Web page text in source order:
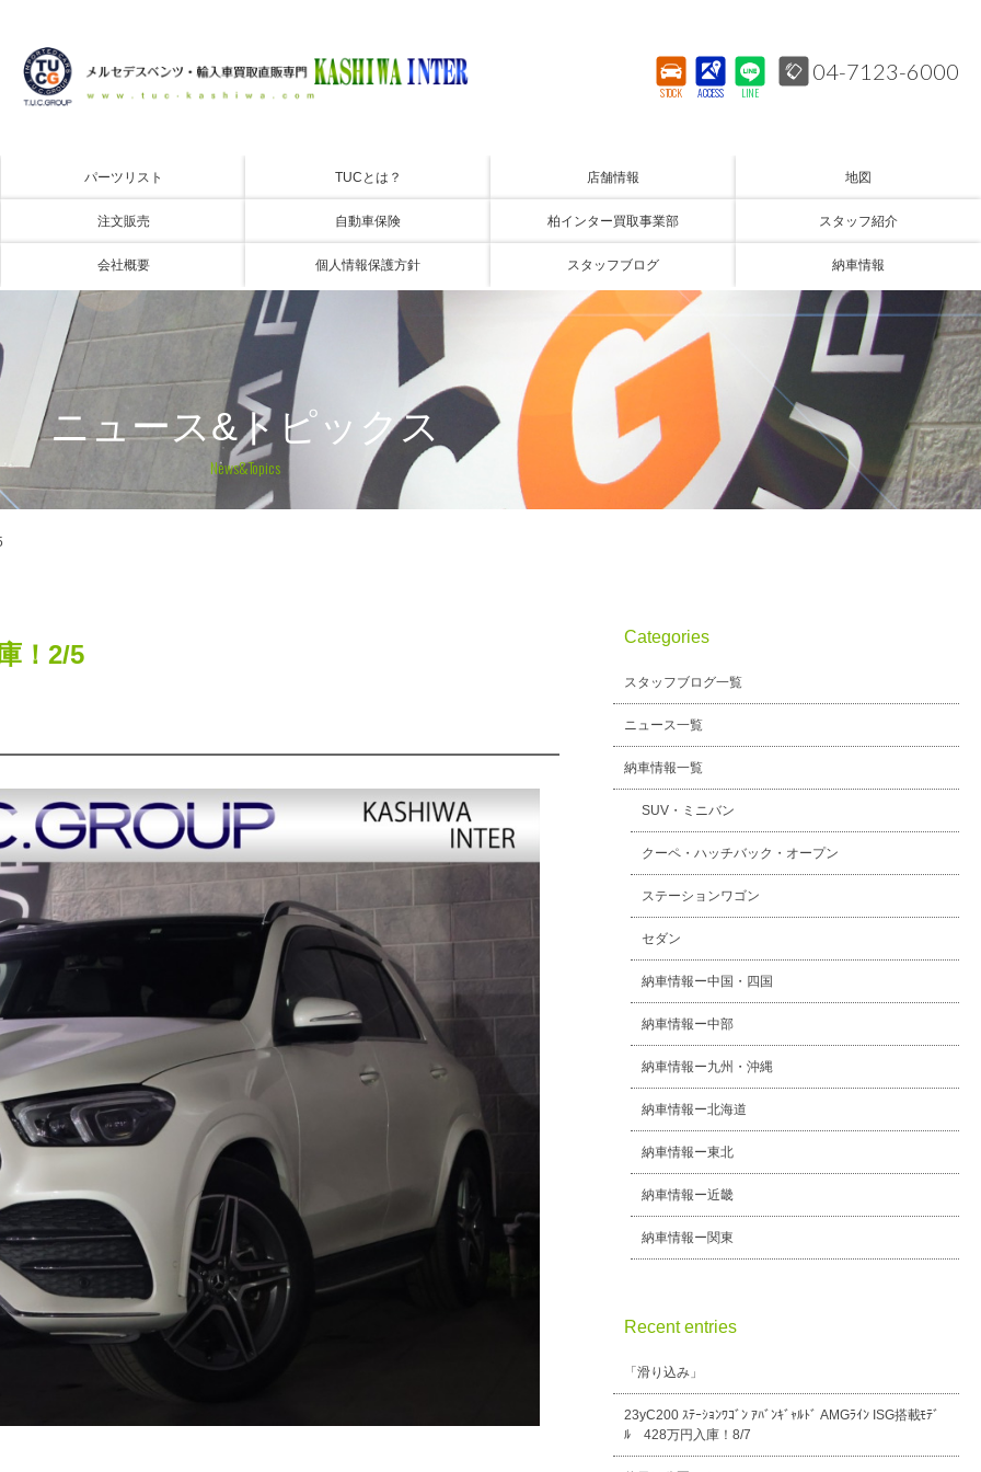
STOCK ACCESS LINE
04-7123-6000
パーツリスト TUCとは？ 店舗情報 地図
注文販売 自動車保険 柏インター買取事業部 スタッフ紹介
会社概要 個人情報保護方針 スタッフブログ 納車情報
ニュース&トピックス
News&Topics
！2/5
Categories
スタッフブログ一覧
ニュース一覧
納車情報一覧
SUV・ミニバン
クーペ・ハッチバック・オープン
ステーションワゴン
セダン
納車情報ー中国・四国
納車情報ー中部
納車情報ー九州・沖縄
納車情報ー北海道
納車情報ー東北
納車情報ー近畿
納車情報ー関東
Recent entries
「滑り込み」
23yC200 ｽﾃｰｼｮﾝﾜｺﾞﾝ ｱﾊﾞﾝｷﾞｬﾙﾄﾞ AMGﾗｲﾝ ISG搭載ﾓﾃﾞ
ﾙ 428万円入庫！8/7